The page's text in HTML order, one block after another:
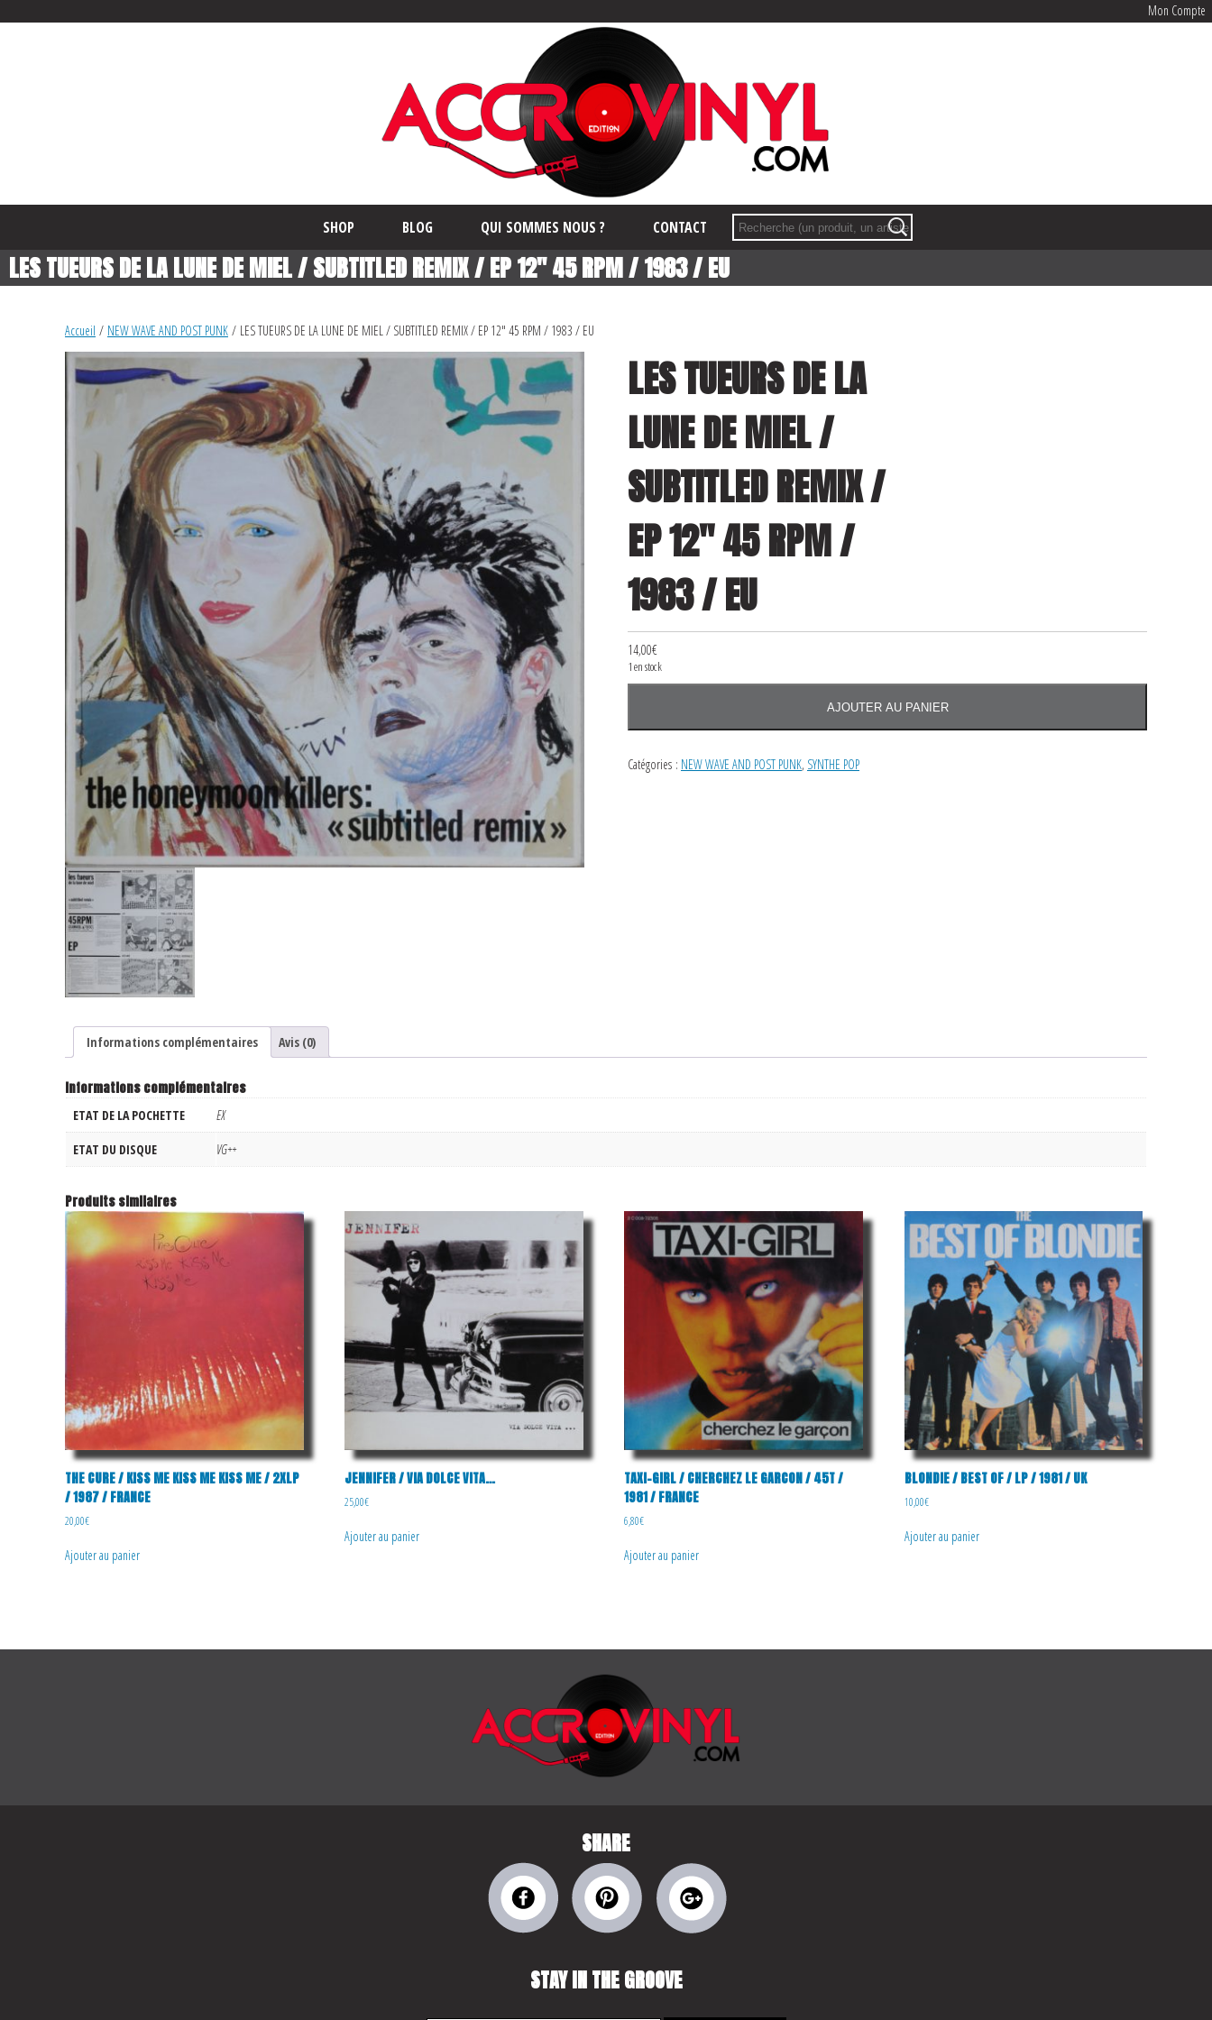
SHOP BLOG QUI SOMMES NOUS ? CONTACT
Mon Compte
LES TUEURS DE LA LUNE DE MIEL / SUBTITLED REMIX / EP 12″ 45 RPM / 1983 / EU
Accueil / NEW WAVE AND POST PUNK / LES TUEURS DE LA LUNE DE MIEL / SUBTITLED REMIX / EP 12″ 45 RPM / 1983 / EU
LES TUEURS DE LA
LUNE DE MIEL /
SUBTITLED REMIX /
EP 12″ 45 RPM /
1983 / EU
14,00€
1 en stock
TUEURS
45
RPM
/
AJOUTER AU PANIER
Catégories : NEW WAVE AND POST PUNK, SYNTHE POP
Informations complémentaires Avis (0)
Informations complémentaires
ETAT DE LA POCHETTE
EX
ETAT DU DISQUE
VG++
Produits similaires
THE CURE / KISS ME KISS ME KISS ME / 2XLP
/ 1987 / FRANCE
20,00€
Ajouter au panier
JENNIFER ‎/ VIA DOLCE VITA…
25,00€
Ajouter au panier
TAXI-GIRL / CHERCHEZ LE GARCON / 45T /
1981 / FRANCE
6,80€
Ajouter au panier
BLONDIE / BEST OF / LP / 1981 / UK
10,00€
Ajouter au panier
SHARE
STAY IN THE GROOVE